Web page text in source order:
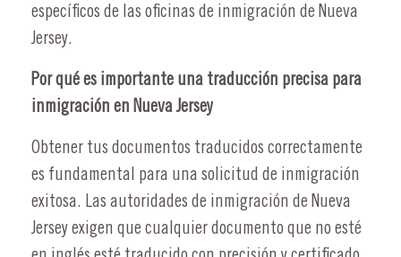
específicos de las oficinas de inmigración de Nueva
Jersey.
Por qué es importante una traducción precisa para
inmigración en Nueva Jersey
Obtener tus documentos traducidos correctamente
es fundamental para una solicitud de inmigración
exitosa. Las autoridades de inmigración de Nueva
Jersey exigen que cualquier documento que no esté